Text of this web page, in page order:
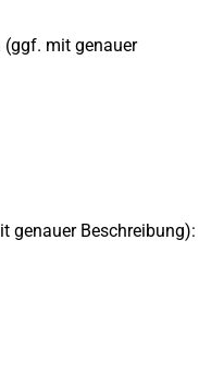
mit genauer
genauer Beschreibung):